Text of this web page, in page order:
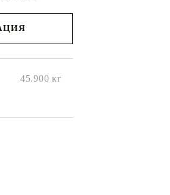
45.900 кг